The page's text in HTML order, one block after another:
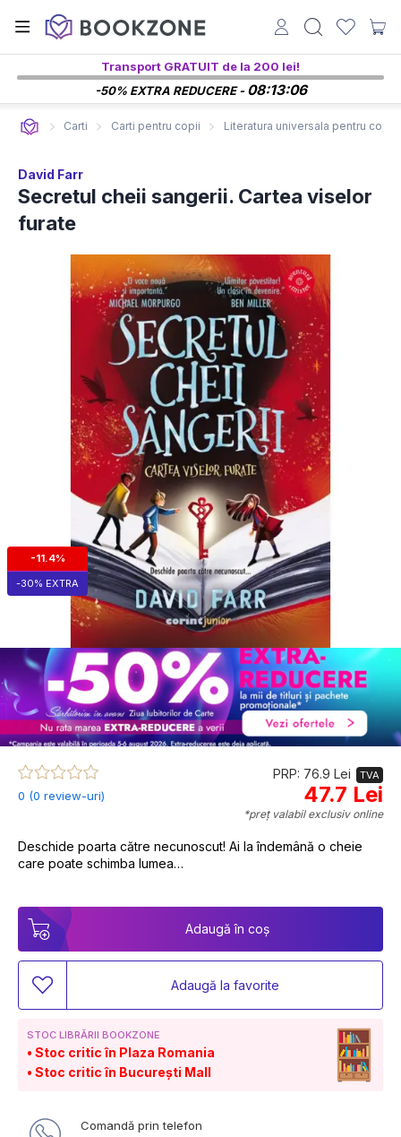
Transport GRATUIT de la 200 lei!
-50% EXTRA REDUCERE -08:13:05
Carti Carti pentru copii Literatura universala pentru copii
David Farr
Secretul cheii sangerii. Cartea viselor
furate
-11.4%
-30% EXTRA
0 (0 review-uri)
PRP: 76.9 Lei TVA
47.7 Lei
*preț valabil exclusiv online
Deschide poarta către necunoscut! Ai la îndemână o cheie
care poate schimba lumea…
Adaugă în coș
Adaugă la favorite
STOC LIBRĂRII BOOKZONE
Stoc critic în Plaza Romania
Stoc critic în București Mall
Comandă prin telefon